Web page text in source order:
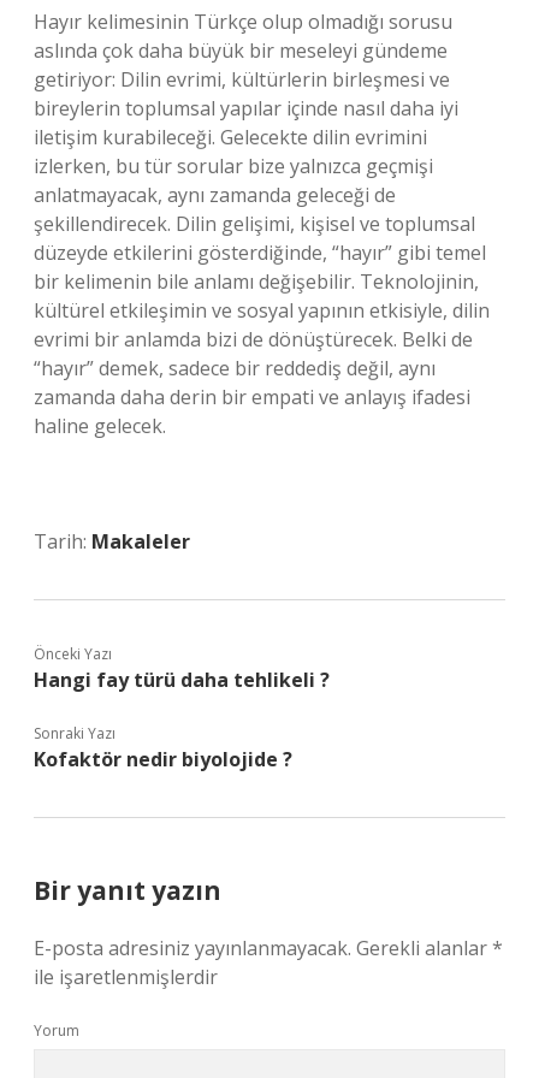
Hayır kelimesinin Türkçe olup olmadığı sorusu
aslında çok daha büyük bir meseleyi gündeme
getiriyor: Dilin evrimi, kültürlerin birleşmesi ve
bireylerin toplumsal yapılar içinde nasıl daha iyi
iletişim kurabileceği. Gelecekte dilin evrimini
izlerken, bu tür sorular bize yalnızca geçmişi
anlatmayacak, aynı zamanda geleceği de
şekillendirecek. Dilin gelişimi, kişisel ve toplumsal
düzeyde etkilerini gösterdiğinde, “hayır” gibi temel
bir kelimenin bile anlamı değişebilir. Teknolojinin,
kültürel etkileşimin ve sosyal yapının etkisiyle, dilin
evrimi bir anlamda bizi de dönüştürecek. Belki de
“hayır” demek, sadece bir reddediş değil, aynı
zamanda daha derin bir empati ve anlayış ifadesi
haline gelecek.
Tarih: Makaleler
Önceki Yazı
Hangi fay türü daha tehlikeli ?
Sonraki Yazı
Kofaktör nedir biyolojide ?
Bir yanıt yazın
E-posta adresiniz yayınlanmayacak. Gerekli alanlar*
ile işaretlenmişlerdir
Yorum